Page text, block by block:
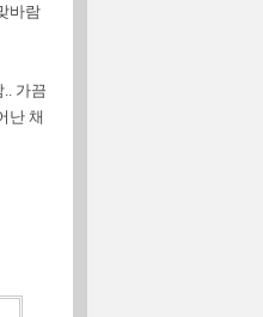
바람
가끔
난 채